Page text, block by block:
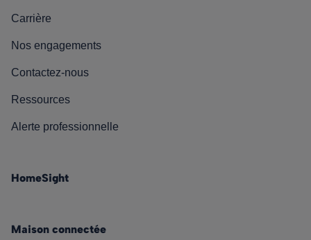
Carrière
Nos engagements
Contactez-nous
Ressources
Alerte professionnelle
HomeSight
Maison connectée